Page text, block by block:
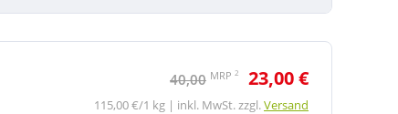
40,00 MRP 2 23,00 €
115,00 €/1 kg | inkl. MwSt. zzgl.Versand